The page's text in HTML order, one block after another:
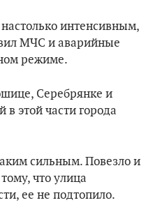
интенсивным,
МЧС и аварийные
режиме.
Серебрянке и
этой части города
сильным. Повезло и
что улица
ее не подтопило.